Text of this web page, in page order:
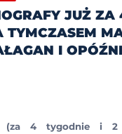
JUŻ ZA
TYMCZASEM
I
(za 4 tygodnie i 2